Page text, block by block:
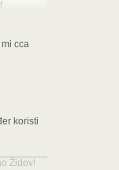
cca
koristi
Židov!